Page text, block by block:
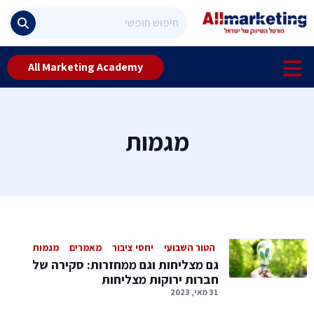
All Marketing Academy
מגמות
הטור השבועי יחסי ציבור מאמרים מגמות
גם מצליחות וגם ממחזרות: סקירה של
חברות ירוקות מצליחות
31 מאי, 2023